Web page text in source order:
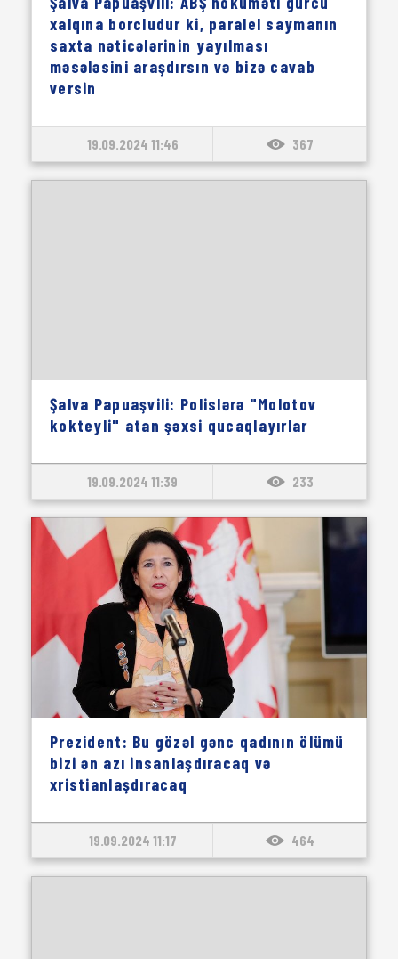
xalqına borcludur ki, paralel saymanın
saxta nəticələrinin yayılması
məsələsini araşdırsın və bizə cavab
versin
19.09.2024 11:46 367
Şalva Papuaşvili: Polislərə "Molotov
kokteyli" atan şəxsi qucaqlayırlar
19.09.2024 11:39 233
Prezident: Bu gözəl gənc qadının ölümü
bizi ən azı insanlaşdıracaq və
xristianlaşdıracaq
19.09.2024 11:17 464